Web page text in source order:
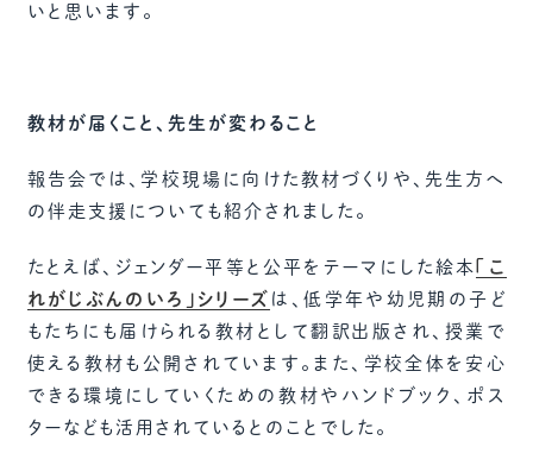
いと思います。
教材が届くこと、先生が変わること
報告会では、学校現場に向けた教材づくりや、先生方へ
の伴走支援についても紹介されました。
たとえば、ジェンダー平等と公平をテーマにした絵本 「こ
れがじぶんのいろ」シリーズ は、低学年や幼児期の子ど
もたちにも届けられる教材として翻訳出版され、授業で
使える教材も公開されています。また、学校全体を安心
できる環境にしていくための教材やハンドブック、ポス
ターなども活用されているとのことでした。